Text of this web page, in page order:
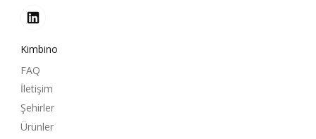
Kimbino
FAQ
İletişim
Şehirler
Ürünler